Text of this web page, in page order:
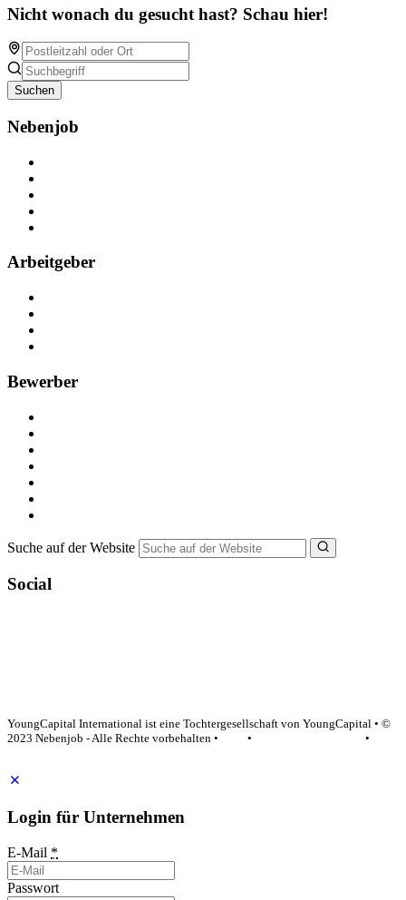
Nicht wonach du gesucht hast? Schau hier!
Suchen
Nebenjob
Arbeitgeber
Bewerber
Suche auf der Website
Social
YoungCapital International ist eine Tochtergesellschaft von YoungCapital • ©
2023 Nebenjob - Alle Rechte vorbehalten •
•
•
Login für Unternehmen
E-Mail *
Passwort